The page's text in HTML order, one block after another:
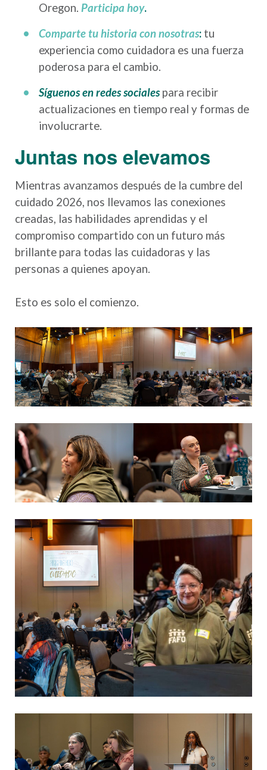
Oregon. Participa hoy.
Comparte tu historia con nosotras: tu
experiencia como cuidadora es una fuerza
poderosa para el cambio.
Síguenos en redes socialespara recibir
actualizaciones en tiempo real y formas de
involucrarte.
Juntas nos elevamos
Mientras avanzamos después de la cumbre del
cuidado 2026, nos llevamos las conexiones
creadas, las habilidades aprendidas y el
compromiso compartido con un futuro más
brillante para todas las cuidadoras y las
personas a quienes apoyan.
Esto es solo el comienzo.